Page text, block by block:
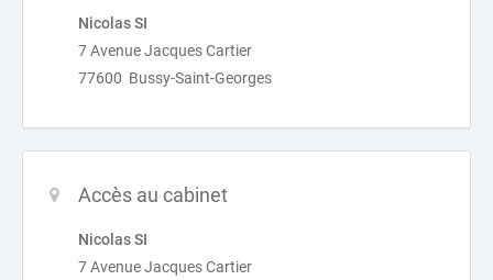
Nicolas SI
7 Avenue Jacques Cartier
77600 Bussy-Saint-Georges
Accès au cabinet
Nicolas SI
7 Avenue Jacques Cartier